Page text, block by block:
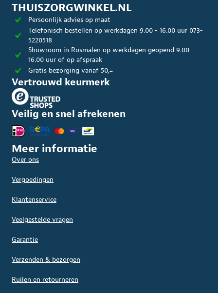
THUISZORGWINKEL.NL
Persoonlijk advies op maat
Telefonisch bestellen op werkdagen 9.00 - 16.00 uur 073-
5220518
Showroom in Rosmalen op werkdagen geopend 9.00 -
16.00 uur of op afspraak
Gratis bezorging vanaf 50,=
Vertrouwd keurmerk
Veilig en snel afrekenen
Meer informatie
Over ons
Vergoedingen
Klantenservice
Veelgestelde vragen
Garantie
Verzenden & bezorgen
Ruilen en retourneren